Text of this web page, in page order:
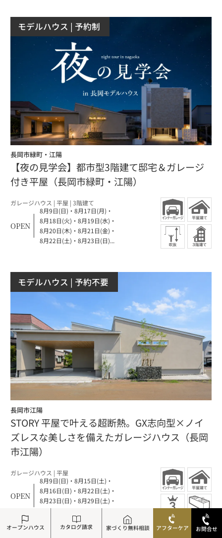
オープンハウス カタログ請求 家づくり無料相談 アフターケア お問合せ
モデルハウス | 予約制
長岡市緑町・江陽
【夜の見学会】都市型3階建て邸宅＆ガレージ
付き平屋（長岡市緑町・江陽）
ガレージハウス | 平屋 | 3階建て
OPEN
8月9日(日) ・ 8月17日(月) ・
8月18日(火) ・ 8月19日(水) ・
8月20日(木) ・ 8月21日(金) ・
8月22日(土) ・ 8月23日(日)...
モデルハウス | 予約不要
長岡市江陽
STORY 平屋で叶える超断熱。GX志向型×ノイ
ズレスな美しさを備えたガレージハウス（長岡
市江陽）
ガレージハウス | 平屋
OPEN
8月9日(日) ・ 8月15日(土) ・
8月16日(日) ・ 8月22日(土) ・
8月23日(日) ・ 8月29日(土) ・
8月30日(日)